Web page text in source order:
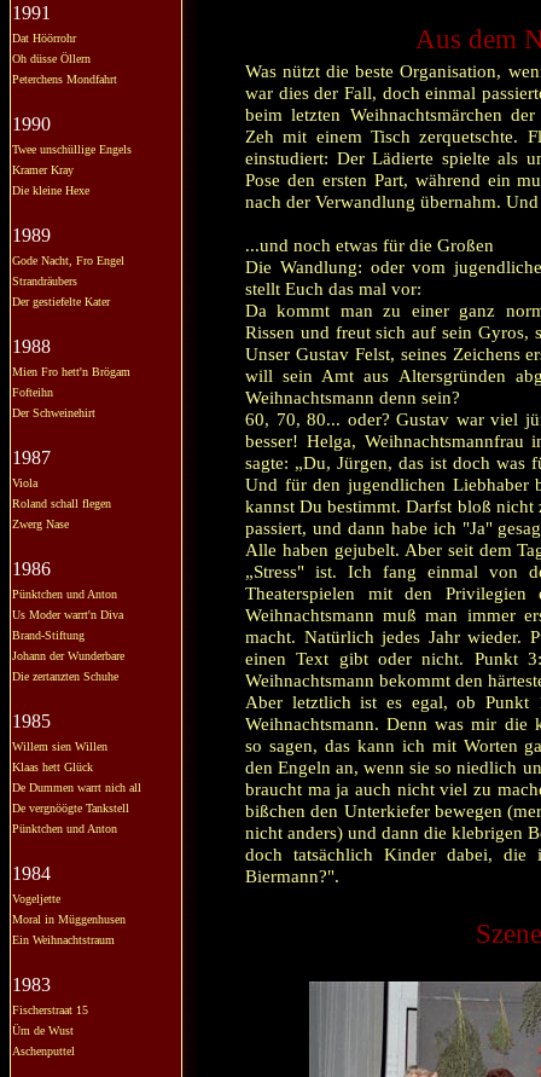
1991
Dat Höörrohr
Oh düsse Öllern
Peterchens Mondfahrt
1990
Twee unschüllige Engels
Kramer Kray
Die kleine Hexe
1989
Gode Nacht, Fro Engel
Strandräubers
Der gestiefelte Kater
1988
Mien Fro hett'n Brögam
Fofteihn
Der Schweinehirt
1987
Viola
Roland schall flegen
Zwerg Nase
1986
Pünktchen und Anton
Us Moder warrt'n Diva
Brand-Stiftung
Johann der Wunderbare
Die zertanzten Schuhe
1985
Willem sien Willen
Klaas hett Glück
De Dummen warrt nich all
De vergnöögte Tankstell
Pünktchen und Anton
1984
Vogeljette
Moral in Müggenhusen
Ein Weihnachtstraum
1983
Fischerstraat 15
Üm de Wust
Aschenputtel
Aus dem
Was nützt die beste Organisation,
war dies der Fall, doch einmal
beim letzten Weihnachtsmärchen
Zeh mit einem Tisch zerquetschte.
einstudiert: Der Lädierte spielte als
Pose den ersten Part, während ein
nach der Verwandlung übernahm.
...und noch etwas für die Großen
Die Wandlung: oder vom
stellt Euch das mal vor:
Da kommt man zu einer ganz
Rissen und freut sich auf sein Gyros,
Unser Gustav Felst, seines Zeichens
will sein Amt aus Altersgründen
Weihnachtsmann denn sein?
60, 70, 80... oder? Gustav war viel
besser! Helga,
sagte: „Du, Jürgen, das ist doch
Und für den jugendlichen Liebhaber
kannst Du bestimmt. Darfst bloß
passiert, und dann habe ich "Ja"
Alle haben gejubelt. Aber seit dem
„Stress" ist. Ich fang einmal von
Theaterspielen mit den Privilegien
Weihnachtsmann muß man immer
macht. Natürlich jedes Jahr wieder.
einen Text gibt oder nicht. Punkt
Weihnachtsmann bekommt den
Aber letztlich ist es egal, ob Punkt
Weihnachtsmann. Denn was mir die
so sagen, das kann ich mit Worten
den Engeln an, wenn sie so niedlich
braucht ma ja auch nicht viel zu
bißchen den Unterkiefer bewegen
nicht anders) und dann die klebrigen
doch tatsächlich Kinder dabei,
Biermann?".